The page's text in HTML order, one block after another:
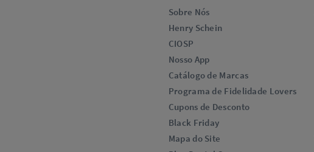
Sobre Nós
Henry Schein
CIOSP
Nosso App
Catálogo de Marcas
Programa de Fidelidade Lovers​
Cupons de Desconto
Black Friday
Mapa do Site